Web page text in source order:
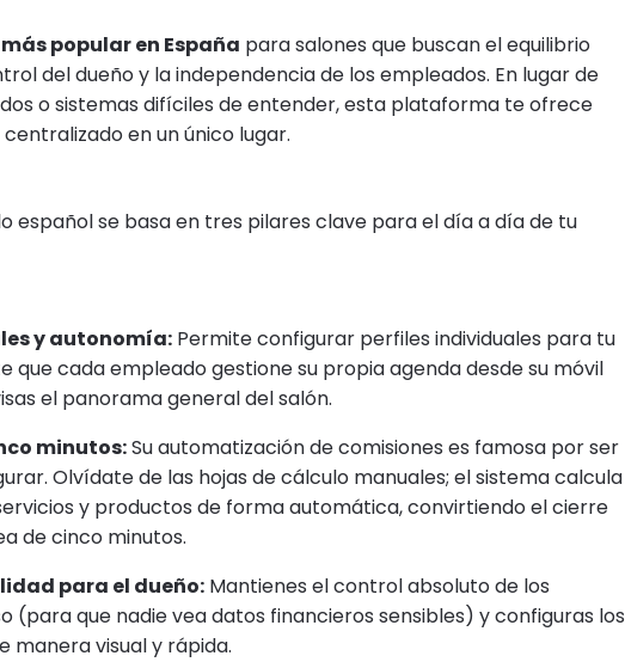
popular en España para salones que buscan el equilibrio
del dueño y la independencia de los empleados. En lugar de
o sistemas difíciles de entender, esta plataforma te ofrece
en un único lugar.
español se basa en tres pilares clave para el día a día de tu
y autonomía: Permite configurar perfiles individuales para tu
que cada empleado gestione su propia agenda desde su móvil
el panorama general del salón.
minutos:Su automatización de comisiones es famosa por ser
Olvídate de las hojas de cálculo manuales; el sistema calcula
y productos de forma automática, convirtiendo el cierre
de cinco minutos.
para el dueño: Mantienes el control absoluto de los
(para que nadie vea datos financieros sensibles) y configuras los
manera visual y rápida.